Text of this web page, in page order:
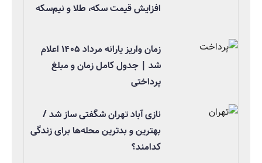
افزایش قیمت سکه، طلا و نیم‌سکه
زمان واریز یارانه مرداد ۱۴۰۵ اعلام
شد | جدول کامل زمان و مبلغ
پرداختی
نازی آباد تهران شگفتی ساز شد /
بهترین و بدترین محله‌ها برای زندگی
کدامند؟